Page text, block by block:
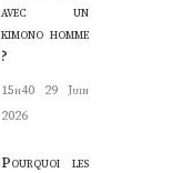
avec un
kimono homme
?
15h40
29 Juin
2026
Pourquoi les